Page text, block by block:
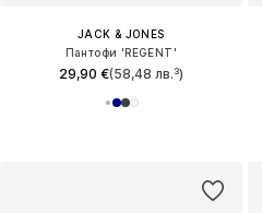
JACK & JONES
Пантофи 'REGENT'
29,90 €(58,48 лв.³)